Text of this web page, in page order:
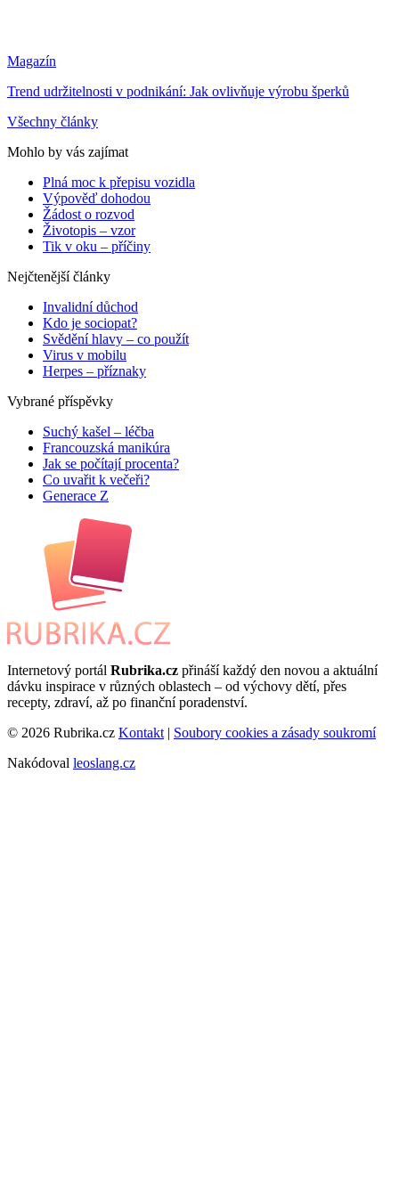
Magazín
Trend udržitelnosti v podnikání: Jak ovlivňuje výrobu šperků
Všechny články
Mohlo by vás zajímat
Plná moc k přepisu vozidla
Výpověď dohodou
Žádost o rozvod
Životopis – vzor
Tik v oku – příčiny
Nejčtenější články
Invalidní důchod
Kdo je sociopat?
Svědění hlavy – co použít
Virus v mobilu
Herpes – příznaky
Vybrané příspěvky
Suchý kašel – léčba
Francouzská manikúra
Jak se počítají procenta?
Co uvařit k večeři?
Generace Z
Internetový portál Rubrika.cz přináší každý den novou a aktuální
dávku inspirace v různých oblastech – od výchovy dětí, přes
recepty, zdraví, až po finanční poradenství.
© 2026 Rubrika.cz Kontakt | Soubory cookies a zásady soukromí
Nakódoval leoslang.cz